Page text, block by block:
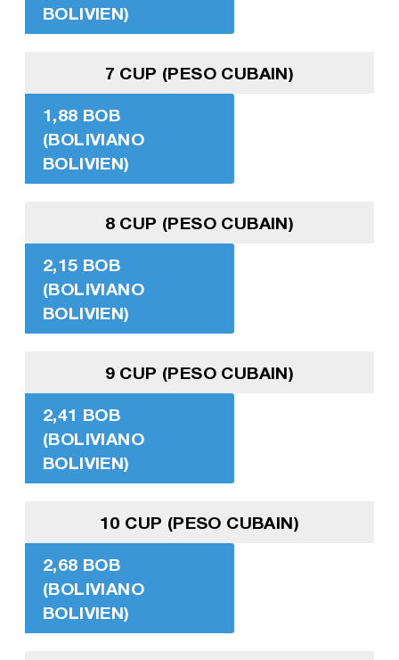
BOLIVIEN)
7 CUP (PESO CUBAIN)
1,88 BOB
(BOLIVIANO
BOLIVIEN)
8 CUP (PESO CUBAIN)
2,15 BOB
(BOLIVIANO
BOLIVIEN)
9 CUP (PESO CUBAIN)
2,41 BOB
(BOLIVIANO
BOLIVIEN)
10 CUP (PESO CUBAIN)
2,68 BOB
(BOLIVIANO
BOLIVIEN)